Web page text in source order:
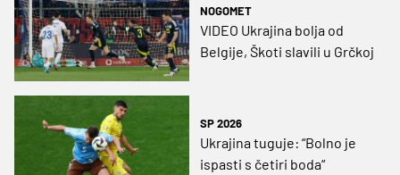
NOGOMET
VIDEO Ukrajina bolja od
Belgije, Škoti slavili u Grčkoj
SP 2026
Ukrajina tuguje: “Bolno je
ispasti s četiri boda“